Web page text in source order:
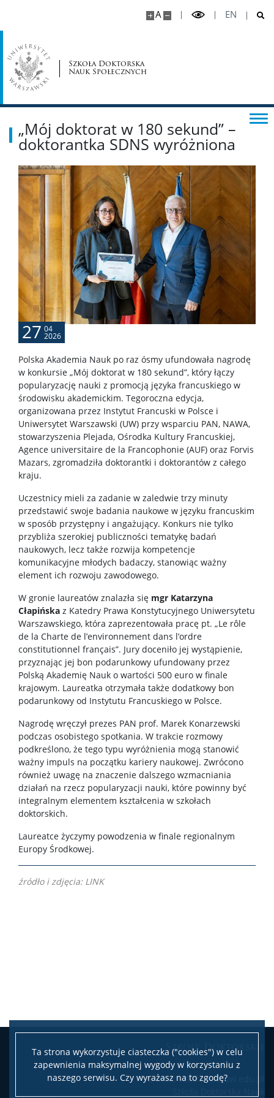
Ta strona wykorzystuje ciasteczka ("cookies") w celu
zapewnienia maksymalnej wygody w korzystaniu z
naszego serwisu. Czy wyrażasz na to zgodę?
A EN
Szkoła Doktorska
Nauk Społecznych
Ocena Śródokresowa
Sprawozdanie roczne doktoranta
Program Kształcenia od 2023 r.
Aktualności
Program kształcenia
Plany Zajęć
Praktyki
Zawieszenie kształcenia
Mobilności
Promotorki i promotorzy
Zakończenie kształcenia i nadanie stopnia doktora
Nadanie stopnia doktora
Ogłoszenia dla absolwentów
Pełnomocnicy ds. równości w Szkołach Doktorskich
Informacje ogólne
Ogłoszenia
UW dla doktorantek i doktorantów
Szkolenia: Dane Badawcze UW
Bezpieczeństwo na UW
Ogłoszenia – konferencje, szkoły letnie, konkursy
Zespół
„Mój doktorat w 180 sekund” –
doktorantka SDNS wyróżniona
27 04
2026
Polska Akademia Nauk po raz ósmy ufundowała nagrodę
w konkursie „Mój doktorat w 180 sekund”, który łączy
popularyzację nauki z promocją języka francuskiego w
środowisku akademickim. Tegoroczna edycja,
organizowana przez Instytut Francuski w Polsce i
Uniwersytet Warszawski (UW) przy wsparciu PAN, NAWA,
stowarzyszenia Plejada, Ośrodka Kultury Francuskiej,
Agence universitaire de la Francophonie (AUF) oraz Forvis
Mazars, zgromadziła doktorantki i doktorantów z całego
kraju.
Uczestnicy mieli za zadanie w zaledwie trzy minuty
przedstawić swoje badania naukowe w języku francuskim
w sposób przystępny i angażujący. Konkurs nie tylko
przybliża szerokiej publiczności tematykę badań
naukowych, lecz także rozwija kompetencje
komunikacyjne młodych badaczy, stanowiąc ważny
element ich rozwoju zawodowego.
W gronie laureatów znalazła się mgr Katarzyna
Cłapińska z Katedry Prawa Konstytucyjnego Uniwersytetu
Warszawskiego, która zaprezentowała pracę pt. „Le rôle
de la Charte de l’environnement dans l’ordre
constitutionnel français”. Jury doceniło jej wystąpienie,
przyznając jej bon podarunkowy ufundowany przez
Polską Akademię Nauk o wartości 500 euro w finale
krajowym. Laureatka otrzymała także dodatkowy bon
podarunkowy od Instytutu Francuskiego w Polsce.
Nagrodę wręczył prezes PAN prof. Marek Konarzewski
podczas osobistego spotkania. W trakcie rozmowy
podkreślono, że tego typu wyróżnienia mogą stanowić
ważny impuls na początku kariery naukowej. Zwrócono
również uwagę na znaczenie dalszego wzmacniania
działań na rzecz popularyzacji nauki, które powinny być
integralnym elementem kształcenia w szkołach
doktorskich.
Laureatce życzymy powodzenia w finale regionalnym
Europy Środkowej.
źródło i zdjęcia: LINK
Szkoły Doktorskie
e-mail: szkola.ns@uw.edu.pl